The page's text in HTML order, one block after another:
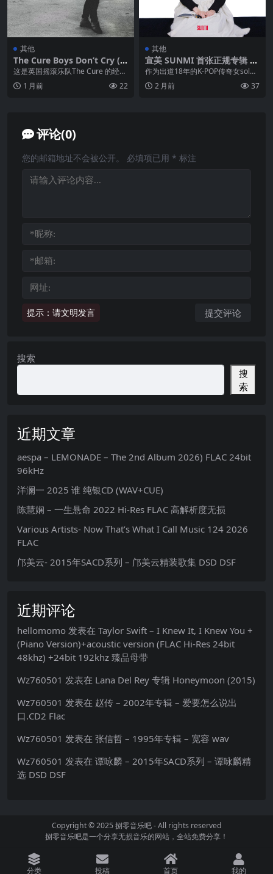
其他
The Cure Boys Don’t Cry (8
6 Mix) FLAC Hi-Res 44kHz 2
4bit qobuz
这是英国摇滚乐队The Cure 的经典
作品《Boys Don’t Cry (8...
1 月前 22
其他
宣美 SUNMI 首张正规专辑 H
EART MAID FLAC 24bit 96k
Hz qobuz
作为出道18年的K-POP传奇女sol
o，前Wonder Girls成员宣美（S...
2 月前 37
评论(0)
提示：请文明发言
您的邮箱地址不会被公开。 必填项已用 * 标注
搜索
搜
索
近期文章
aespa – LEMONADE – The 2nd Album 2026) FLAC 24bit
96kHz
洋澜一 2025 谁 纯银CD (WAV+CUE)
陈慧娴 – 一生悬命 2022 Hi-Res FLAC 高解析度无损
Various Artists- Now That’s What I Call Music 124 2026
FLAC
邝美云- 2015年SACD系列 – 邝美云精装歌集 DSD DSF
近期评论
hellomomo 发表在 Taylor Swift – I Knew It, I Knew You +
(Piano Version)+acoustic version (FLAC Hi-Res 24bit
48khz) +24bit 192khz 臻品母带
Wz760501 发表在 Lana Del Rey 专辑 Honeymoon (2015)
Wz760501 发表在 赵传 – 2002年专辑 – 爱要怎么说出
口.CD2 Flac
Wz760501 发表在 张信哲 – 1995年专辑 – 宽容 wav
Wz760501 发表在 谭咏麟 – 2015年SACD系列 – 谭咏麟精
选 DSD DSF
Copyright © 2025捌零音乐吧- All rights reserved
捌零音乐吧是一个分享无损音乐的网站，全站免费分享！
分类 投稿 首页 我的